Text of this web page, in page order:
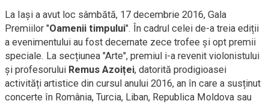
La Iaşi a avut loc sâmbătă, 17 decembrie 2016, Gala
Premiilor "Oamenii timpului". În cadrul celei de-a treia ediții
a evenimentului au fost decernate zece trofee și opt premii
speciale. La secțiunea "Arte", premiul i-a revenit violonistului
şi profesorului Remus Azoiței, datorită prodigioasei
activități artistice din cursul anului 2016, an în care a susținut
concerte în România, Turcia, Liban, Republica Moldova sau